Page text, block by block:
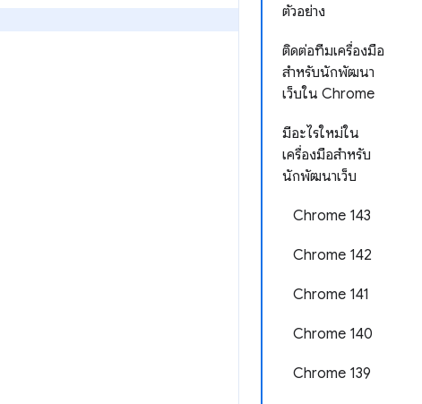
ตัวอย่าง
ติดต่อทีมเครื่องมือ
สำหรับนักพัฒนา
เว็บใน Chrome
มีอะไรใหม่ใน
เครื่องมือสำหรับ
นักพัฒนาเว็บ
Chrome 143
Chrome 142
Chrome 141
Chrome 140
Chrome 139